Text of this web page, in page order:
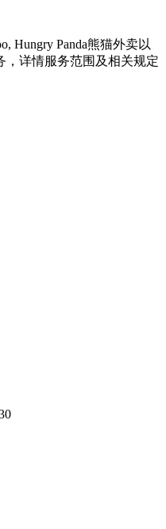
Hungry Panda熊猫外卖以
，详情服务范围及相关规定